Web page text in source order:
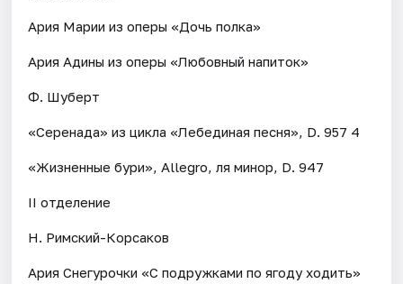
Ария Марии из оперы «Дочь полка»
Ария Адины из оперы «Любовный напиток»
Ф. Шуберт
«Серенада» из цикла «Лебединая песня», D. 957 4
«Жизненные бури», Allegro, ля минор, D. 947
II отделение
Н. Римский-Корсаков
Ария Снегурочки «С подружками по ягоду ходить»